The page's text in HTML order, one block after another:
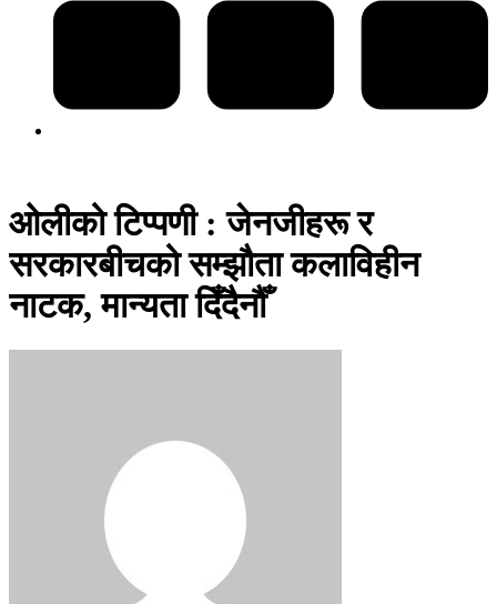
ओलीको टिप्पणी : जेनजीहरू र
सरकारबीचको सम्झौता कलाविहीन
नाटक, मान्यता दिँदैनौँ